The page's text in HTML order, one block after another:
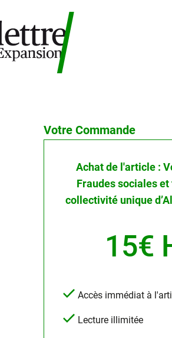
Votre Commande
Achat de l'article :
Fraudes sociales
collectivité unique
15€
Accès immédiat à
Lecture illimitée